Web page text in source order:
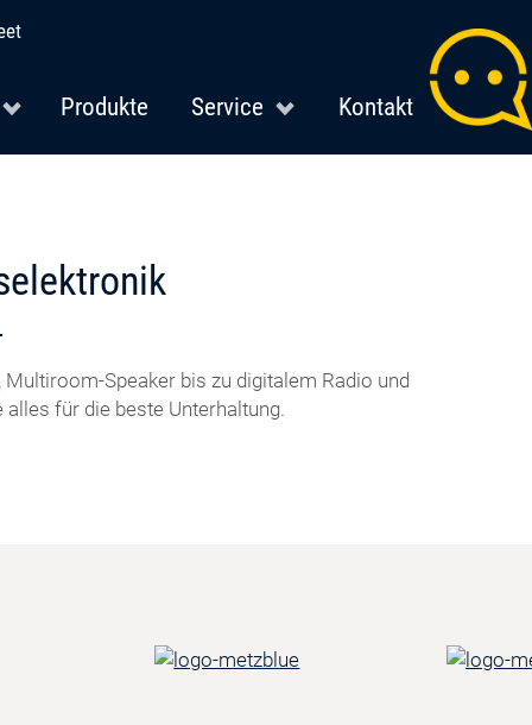
Produkte Service Kontakt
Speaker bis zu digitalem Radio und
für die beste Unterhaltung.